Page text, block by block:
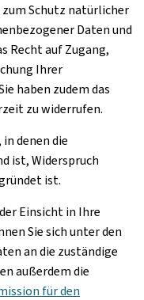
zum Schutz natürlicher
Daten und
Recht auf Zugang,
Ihrer
haben zudem das
zu widerrufen.
denen die
ist, Widerspruch
ist.
Einsicht in Ihre
Sie sich unter den
an die zuständige
außerdem die
für den